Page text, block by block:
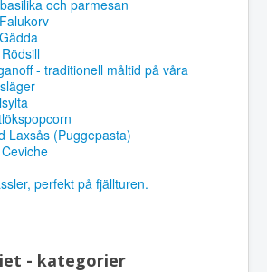
och parmesan
- traditionell måltid på våra
Laxsås (Puggepasta)
perfekt på fjällturen.
- kategorier